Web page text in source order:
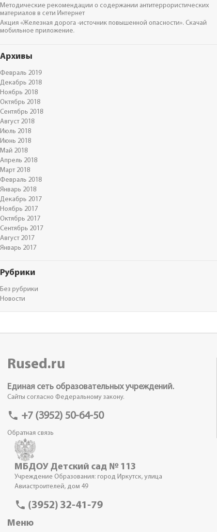
Методические рекомендации о содержании антитеррористических
материалов в сети Интернет
Акция «Железная дорога -источник повышенной опасности». Скачай
мобильное приложение.
Архивы
Февраль 2019
Декабрь 2018
Ноябрь 2018
Октябрь 2018
Сентябрь 2018
Август 2018
Июль 2018
Июнь 2018
Май 2018
Апрель 2018
Март 2018
Февраль 2018
Январь 2018
Декабрь 2017
Ноябрь 2017
Октябрь 2017
Сентябрь 2017
Август 2017
Январь 2017
Рубрики
Без рубрики
Новости
Rused.ru
Единая сеть образовательных учреждений.
Сайты согласно Федеральному закону.
phone +7 (3952) 50-64-50
Обратная связь
МБДОУ Детский сад № 113
Учреждение Образования: город Иркутск, улица
Авиастроителей, дом 49
phone (3952) 32-41-79
Меню